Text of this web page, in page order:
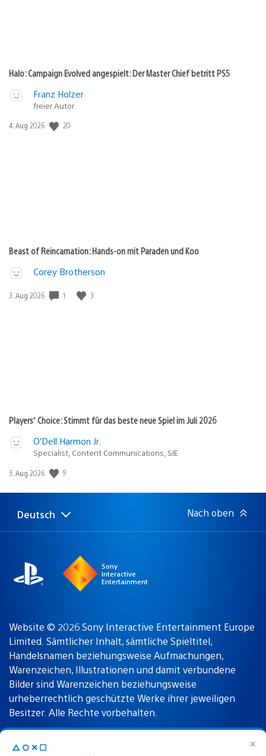
✕
△○✕☐
Halo: Campaign Evolved angespielt: Der Master Chief betritt PS5
Franz Holzer
freier Autor
Veröffentlichungsdatum:
4. Aug 2026 20
Beast of Reincarnation: Hands-on mit Paraden und Koo
Corey Brotherson
Veröffentlichungsdatum:
3. Aug 2026 1 3
Players’ Choice: Stimmt für das beste neue Spiel im Juli 2026
O’Dell Harmon Jr.
Specialist, Content Communications, SIE
Veröffentlichungsdatum:
3. Aug 2026 9
Select
a
Aktuelle
Region:
Deutsch Nach oben
Sony
Interactive
Entertainment
Website © 2026 Sony Interactive Entertainment Europe
Limited. Sämtlicher Inhalt, sämtliche Spieltitel,
Handelsnamen beziehungsweise Aufmachungen,
Warenzeichen, Illustrationen und damit verbundene
Bilder sind Warenzeichen beziehungsweise
urheberrechtlich geschützte Werke ihrer jeweiligen
Besitzer. Alle Rechte vorbehalten.